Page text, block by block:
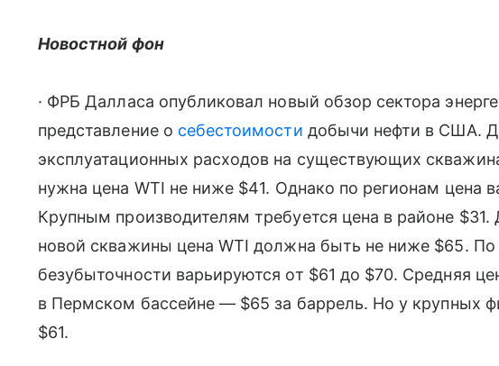
Новостной фон
· ФРБ Далласа опубликовал новый обзор сектора
представление о себестоимости добычи нефти в США.
эксплуатационных расходов на существующих
нужна цена WTI не ниже $41. Однако по регионам цена
Крупным производителям требуется цена в районе
новой скважины цена WTI должна быть не ниже $65. По
безубыточности варьируются от $61 до $70. Средняя
в Пермском бассейне — $65 за баррель. Но у крупных
$61.